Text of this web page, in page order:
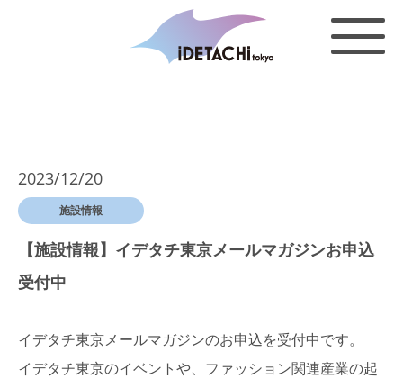
2023/12/20
施設情報
【施設情報】イデタチ東京メールマガジンお申込
受付中
イデタチ東京メールマガジンのお申込を受付中です。
イデタチ東京のイベントや、ファッション関連産業の起